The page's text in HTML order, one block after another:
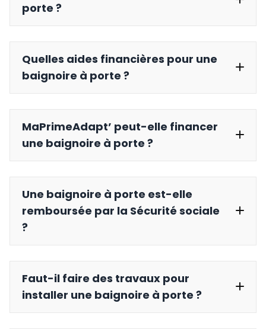
porte ?
4 500 € et 7 000 €
Quelles aides financières pour une
baignoire à porte ?
MaPrimeAdapt’ peut-elle financer
une baignoire à porte ?
Une baignoire à porte est-elle
remboursée par la Sécurité sociale
?
Faut-il faire des travaux pour
installer une baignoire à porte ?